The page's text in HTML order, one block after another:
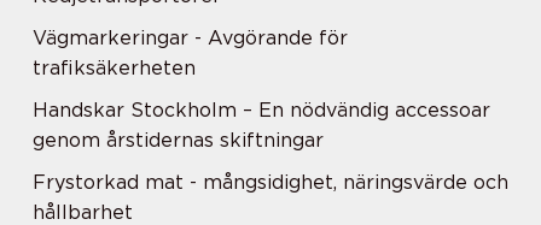
Vägmarkeringar - Avgörande för
trafiksäkerheten
Handskar Stockholm – En nödvändig accessoar
genom årstidernas skiftningar
Frystorkad mat - mångsidighet, näringsvärde och
hållbarhet